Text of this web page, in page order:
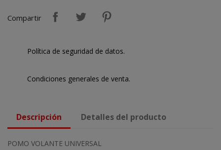
Compartir
Política de seguridad de datos.
Condiciones generales de venta.
Descripción Detalles del producto
POMO VOLANTE UNIVERSAL